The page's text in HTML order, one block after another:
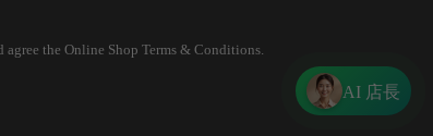
the Online Shop Terms & Conditions.
AI 店長